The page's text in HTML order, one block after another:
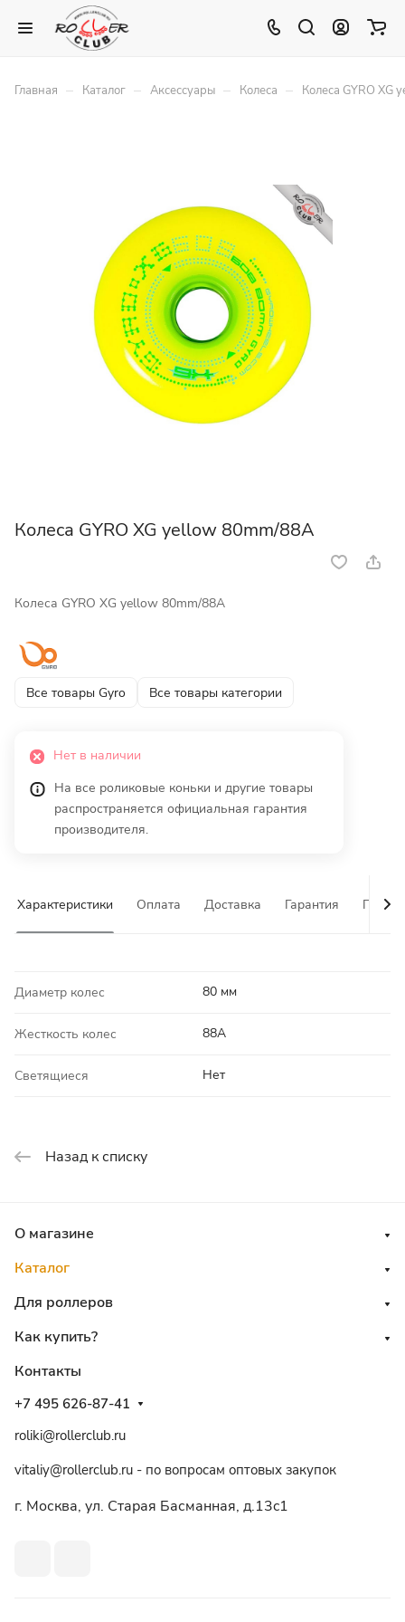
Главная – Каталог – Аксессуары – Колеса – Колеса GYRO XG
Колеса GYRO XG yellow 80mm/88A
Колеса GYRO XG yellow 80mm/88A
Все товары Gyro Все товары категории
Нет в наличии
На все роликовые коньки и другие товары
распространяется официальная гарантия
производителя.
Характеристики Оплата Доставка Гарантия
Диаметр колес 80 мм
Жесткость колес 88A
Светящиеся Нет
Назад к списку
О магазине
Каталог
Для роллеров
Как купить?
Контакты
+7 495 626-87-41
roliki@rollerclub.ru
vitaliy@rollerclub.ru - по вопросам оптовых закупок
г. Москва, ул. Старая Басманная, д.13c1